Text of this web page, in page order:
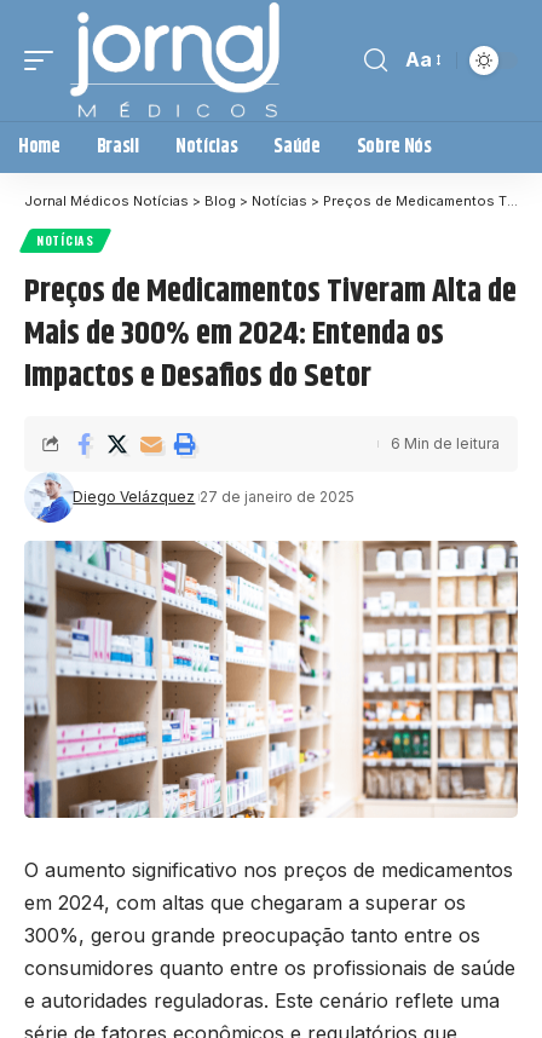
Aa
Home Brasil Notícias Saúde Sobre Nós
Jornal Médicos Notícias > Blog > Notícias > Preços de Medicamentos Tiveram Alta de Mais de 300% em 2024: Entenda os Impactos e Desafios do Setor
NOTÍCIAS
Preços de Medicamentos Tiveram Alta de
Mais de 300% em 2024: Entenda os
Impactos e Desafios do Setor
Diego Velázquez 27 de janeiro de 2025
6 Min de leitura
O aumento significativo nos preços de medicamentos
em 2024, com altas que chegaram a superar os
300%, gerou grande preocupação tanto entre os
consumidores quanto entre os profissionais de saúde
e autoridades reguladoras. Este cenário reflete uma